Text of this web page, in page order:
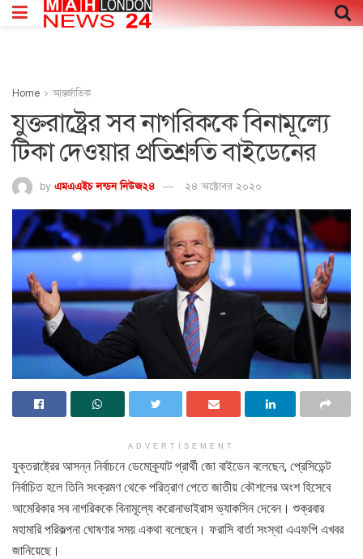
Home আন্তর্জাতিক
যুক্তরাষ্ট্রের সব নাগরিককে বিনামূল্যে
টিকা দেওয়ার প্রতিশ্রুতি বাইডেনের
by এমএএইচ লন্ডন নিউজ২৪ ২৪ অক্টোবর ২০২০
ADVERTISEMENT
যুক্তরাষ্ট্রের আসন্ন নির্বাচনে ডেমোক্র্যাট প্রার্থী জো বাইডেন বলেছেন, প্রেসিডেন্ট
নির্বাচিত হলে তিনি সংক্রমণ থেকে পরিত্রাণ পেতে জাতীয় কৌশলের অংশ হিসেবে
আমেরিকার সব নাগরিককে বিনামূল্যে করোনাভাইরাস ভ্যাকসিন দেবেন। শুক্রবার
মহামারি পরিকল্পনা ঘোষণার সময় একথা বলেছেন। ফরাসি বার্তা সংস্থা এএফপি এখবর
জানিয়েছে।